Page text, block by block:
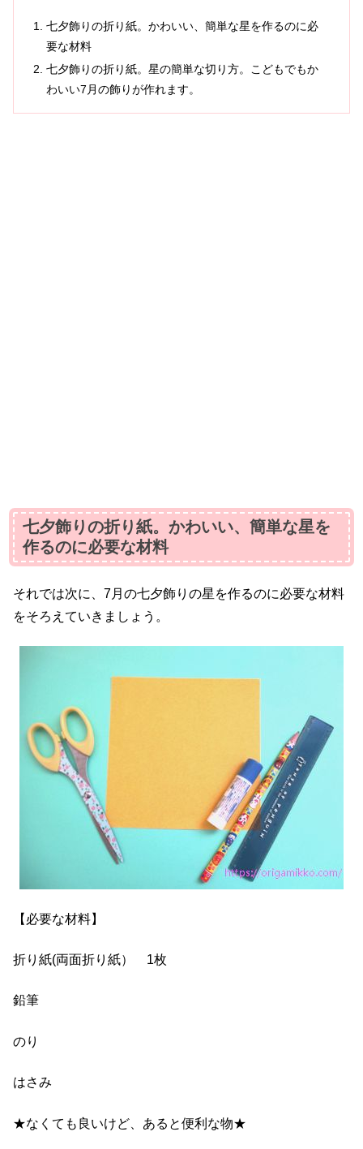
七夕飾りの折り紙。かわいい、簡単な星を作るのに必
要な材料
七夕飾りの折り紙。星の簡単な切り方。こどもでもか
わいい7月の飾りが作れます。
七夕飾りの折り紙。かわいい、簡単な星を
作るのに必要な材料
それでは次に、7月の七夕飾りの星を作るのに必要な材料
をそろえていきましょう。
【必要な材料】
折り紙(両面折り紙） 1枚
鉛筆
のり
はさみ
★なくても良いけど、あると便利な物★